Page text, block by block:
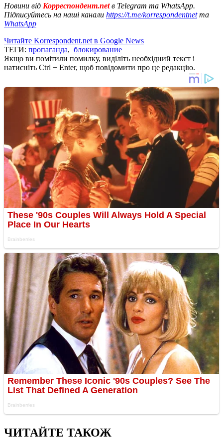
Новини від Корреспондент.netв Telegram та WhatsApp.
Підписуйтесь на наші канали https://t.me/korrespondentnetта
WhatsApp
Читайте Korrespondent.net в Google News
ТЕГИ: пропаганда, блокирование
Якщо ви помітили помилку, виділіть необхідний текст і
натисніть Ctrl + Enter, щоб повідомити про це редакцію.
ЧИТАЙТЕ ТАКОЖ